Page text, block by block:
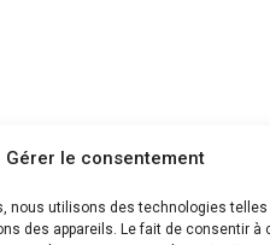
Gérer le consentement
nous utilisons des technologies
des appareils. Le fait de consentir à